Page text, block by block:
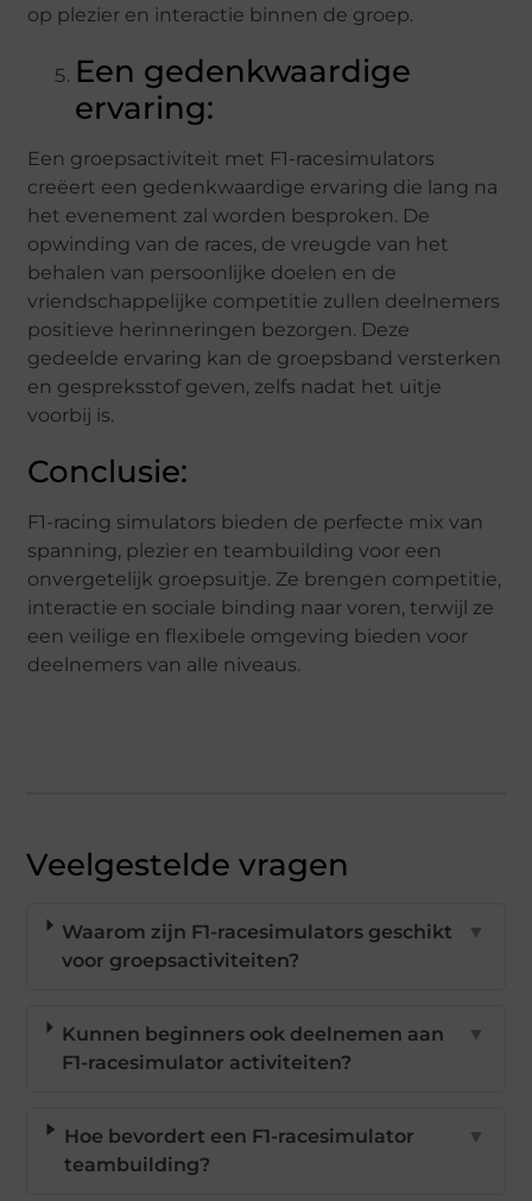
op plezier en interactie binnen de groep.
Een gedenkwaardige
ervaring:
Een groepsactiviteit met F1-racesimulators
creëert een gedenkwaardige ervaring die lang na
het evenement zal worden besproken. De
opwinding van de races, de vreugde van het
behalen van persoonlijke doelen en de
vriendschappelijke competitie zullen deelnemers
positieve herinneringen bezorgen. Deze
gedeelde ervaring kan de groepsband versterken
en gespreksstof geven, zelfs nadat het uitje
voorbij is.
Conclusie:
F1-racing simulators bieden de perfecte mix van
spanning, plezier en teambuilding voor een
onvergetelijk groepsuitje. Ze brengen competitie,
interactie en sociale binding naar voren, terwijl ze
een veilige en flexibele omgeving bieden voor
deelnemers van alle niveaus.
Veelgestelde vragen
Waarom zijn F1-racesimulators geschikt
voor groepsactiviteiten?
▼
Kunnen beginners ook deelnemen aan
F1-racesimulator activiteiten?
▼
Hoe bevordert een F1-racesimulator
teambuilding?
▼